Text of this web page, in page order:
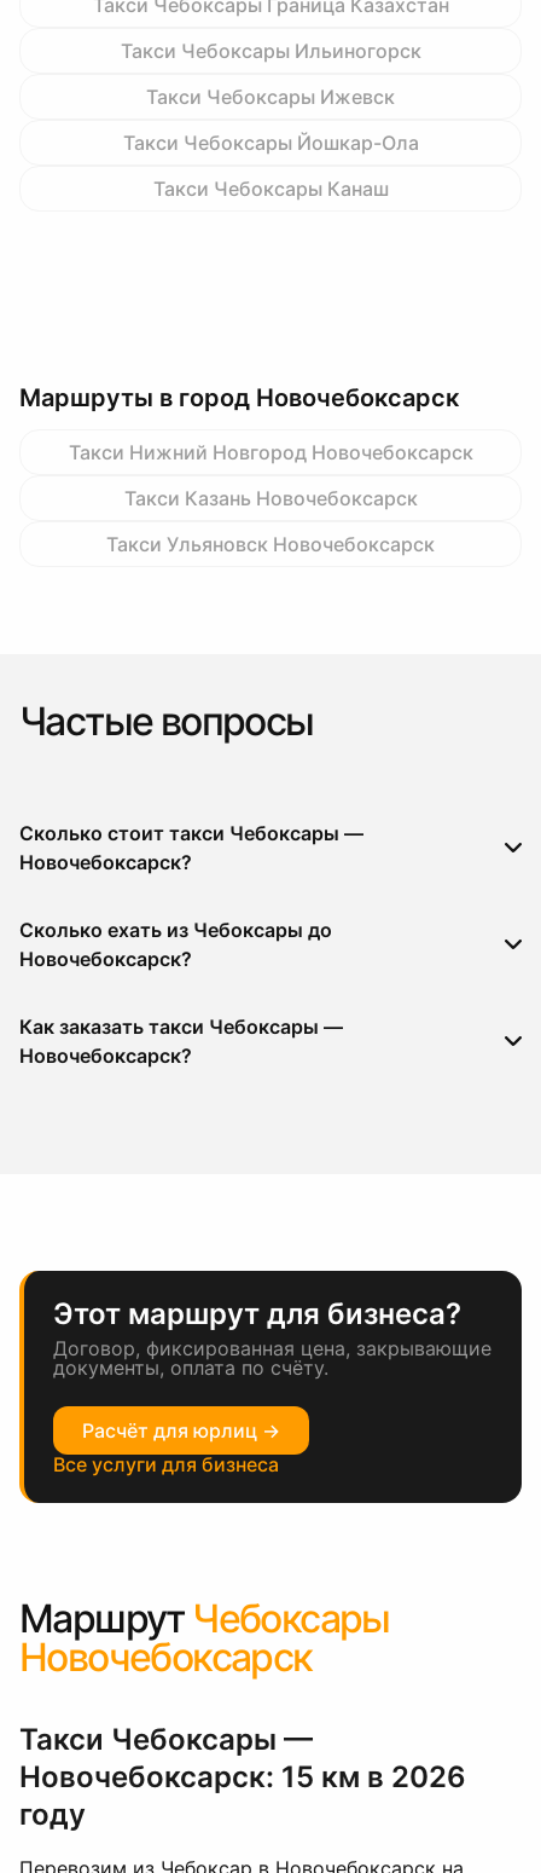
Такси Чебоксары Граница Казахстан
Такси Чебоксары Ильиногорск
Такси Чебоксары Ижевск
Такси Чебоксары Йошкар-Ола
Такси Чебоксары Канаш
Маршруты в город Новочебоксарск
Такси Нижний Новгород Новочебоксарск
Такси Казань Новочебоксарск
Такси Ульяновск Новочебоксарск
Частые вопросы
Сколько стоит такси Чебоксары —
Новочебоксарск?
Сколько ехать из Чебоксары до
Новочебоксарск?
Как заказать такси Чебоксары —
Новочебоксарск?
Этот маршрут для бизнеса?
Договор, фиксированная цена, закрывающие
документы, оплата по счёту.
Расчёт для юрлиц →
Все услуги для бизнеса
Маршрут Чебоксары
Новочебоксарск
Такси Чебоксары —
Новочебоксарск: 15 км в 2026
году
Перевозим из Чебоксар в Новочебоксарск на